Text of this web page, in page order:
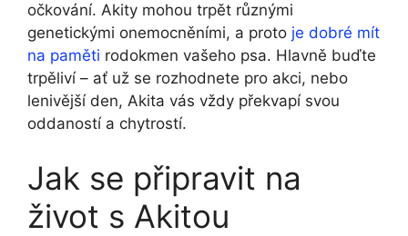
očkování. Akity mohou trpět různými
genetickými onemocněními, a proto je dobré mít
na paměti rodokmen vašeho psa. Hlavně buďte
trpěliví – ať už se rozhodnete pro akci, nebo
lenivější den, Akita vás vždy překvapí svou
oddaností a chytrostí.
Jak se připravit na
život s Akitou